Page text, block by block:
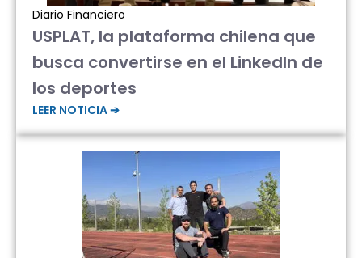
Diario Financiero
USPLAT, la plataforma chilena que
busca convertirse en el LinkedIn de
los deportes
LEER NOTICIA ➔